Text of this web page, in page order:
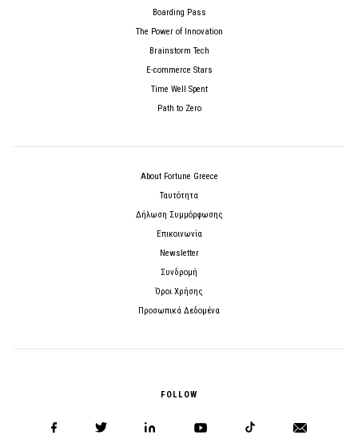
Boarding Pass
The Power of Innovation
Brainstorm Tech
E-commerce Stars
Time Well Spent
Path to Zero
About Fortune Greece
Ταυτότητα
Δήλωση Συμμόρφωσης
Επικοινωνία
Newsletter
Συνδρομή
Όροι Χρήσης
Προσωπικά Δεδομένα
FOLLOW